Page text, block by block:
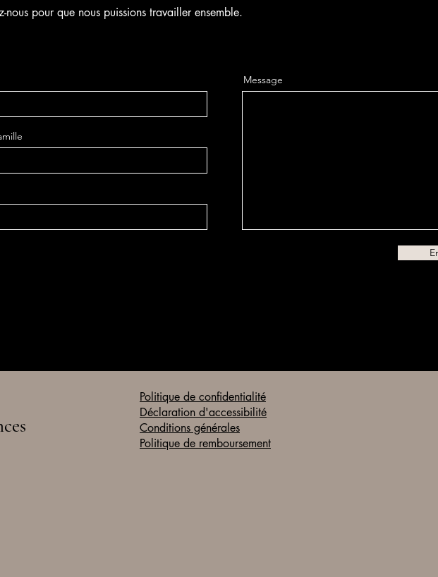
nous pour que nous puissions travailler ensemble.
Message
Politique de confidentialité
Déclaration d'accessibilité
Conditions générales
Politique de remboursement